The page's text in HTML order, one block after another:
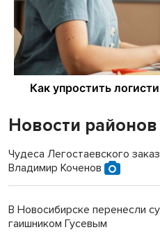
Новости районов
Чудеса Легостаевского
Владимир Коченов
В Новосибирске перенесли
гаишником Гусевым